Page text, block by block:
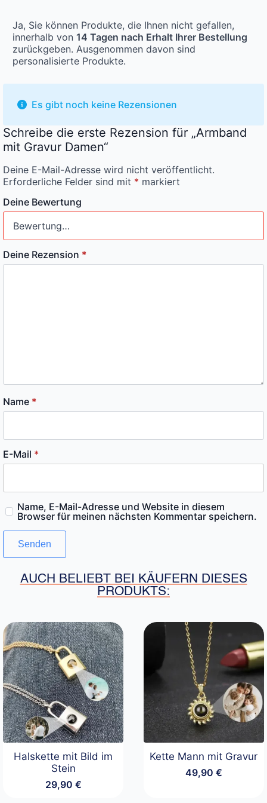
Ja, Sie können Produkte, die Ihnen nicht gefallen,
innerhalb von 14 Tagen nach Erhalt Ihrer Bestellung
zurückgeben. Ausgenommen davon sind
personalisierte Produkte.
Es gibt noch keine Rezensionen
Schreibe die erste Rezension für „Armband
mit Gravur Damen“
Deine E-Mail-Adresse wird nicht veröffentlicht.
Erforderliche Felder sind mit * markiert
Deine Bewertung
Deine Rezension *
Name *
E-Mail *
Name, E-Mail-Adresse und Website in diesem
Browser für meinen nächsten Kommentar speichern.
AUCH BELIEBT BEI KÄUFERN DIESES
PRODUKTS:
Halskette mit Bild im
Stein
29,90 €
Kette Mann mit Gravur
49,90 €